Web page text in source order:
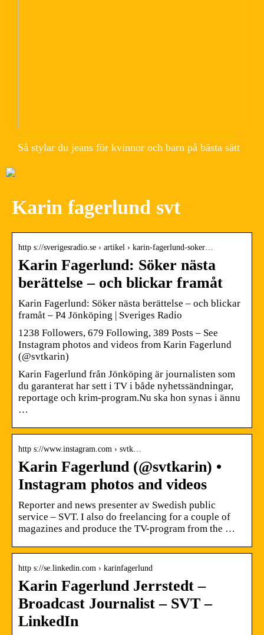
Så stylar du jeans för kvinnor och barn på bästa sätt
Karin fagerlund svt
http s://sverigesradio.se › artikel › karin-fagerlund-soker…
Karin Fagerlund: Söker nästa
berättelse – och blickar framåt
Karin Fagerlund: Söker nästa berättelse – och blickar
framåt – P4 Jönköping | Sveriges Radio
1238 Followers, 679 Following, 389 Posts – See
Instagram photos and videos from Karin Fagerlund
(@svtkarin)
Karin Fagerlund från Jönköping är journalisten som
du garanterat har sett i TV i både nyhetssändningar,
reportage och krim-program.Nu ska hon synas i ännu
…
http s://www.instagram.com › svtk…
Karin Fagerlund (@svtkarin) •
Instagram photos and videos
Reporter and news presenter av Swedish public
service – SVT. I also do freelancing for a couple of
magazines and produce the TV-program from the …
http s://se.linkedin.com › karinfagerlund
Karin Fagerlund Jerrstedt –
Broadcast Journalist – SVT –
LinkedIn